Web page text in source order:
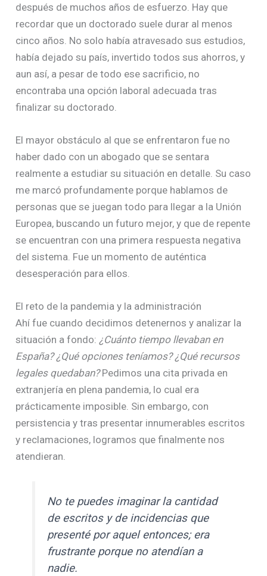
después de muchos años de esfuerzo. Hay que
recordar que un doctorado suele durar al menos
cinco años. No solo había atravesado sus estudios,
había dejado su país, invertido todos sus ahorros, y
aun así, a pesar de todo ese sacrificio, no
encontraba una opción laboral adecuada tras
finalizar su doctorado.
El mayor obstáculo al que se enfrentaron fue no
haber dado con un abogado que se sentara
realmente a estudiar su situación en detalle. Su caso
me marcó profundamente porque hablamos de
personas que se juegan todo para llegar a la Unión
Europea, buscando un futuro mejor, y que de repente
se encuentran con una primera respuesta negativa
del sistema. Fue un momento de auténtica
desesperación para ellos.
El reto de la pandemia y la administración
Ahí fue cuando decidimos detenernos y analizar la
situación a fondo:¿Cuánto tiempo llevaban en
España? ¿Qué opciones teníamos? ¿Qué recursos
legales quedaban?Pedimos una cita privada en
extranjería en plena pandemia, lo cual era
prácticamente imposible. Sin embargo, con
persistencia y tras presentar innumerables escritos
y reclamaciones, logramos que finalmente nos
atendieran.
No te puedes imaginar la cantidad
de escritos y de incidencias que
presenté por aquel entonces; era
frustrante porque no atendían a
nadie.